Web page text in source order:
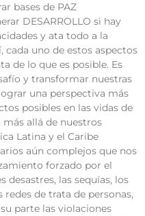
bases de PAZ
DESARROLLO si hay
y ata todo a la
cada uno de estos aspectos
de lo que es posible. Es
y transformar nuestras
una perspectiva más
posibles en las vidas de
más allá de nuestros
Latina y el Caribe
aún complejos que nos
forzado por el
las sequías, los
de trata de personas,
parte las violaciones